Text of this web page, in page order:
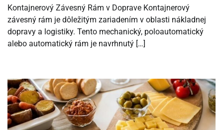
Kontajnerový Závesný Rám v Doprave Kontajnerový
závesný rám je dôležitým zariadením v oblasti nákladnej
dopravy a logistiky. Tento mechanický, poloautomatický
alebo automatický rám je navrhnutý […]